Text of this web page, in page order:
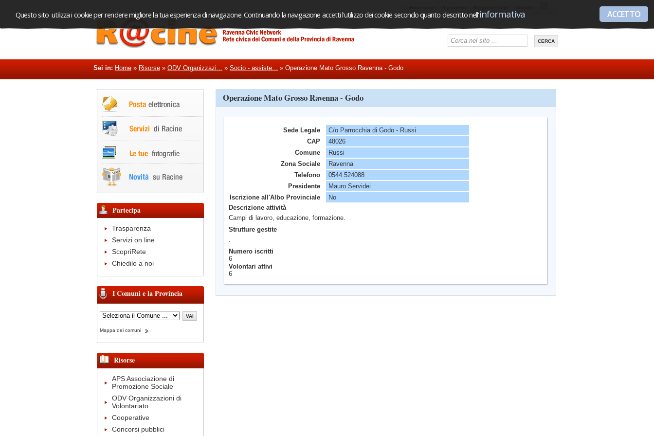
Questo sito utilizza i cookie per rendere migliore la tua esperienza di navigazione. Continuando la navigazione accetti l'utilizzo dei cookie secondo quanto descritto nell'informativa ACCETTO
Sei in: Home » Risorse » ODV Organizzazi... » Socio - assiste... » Operazione Mato Grosso Ravenna - Godo
Partecipa
Trasparenza
Servizi on line
ScopriRete
Chiedilo a noi
I Comuni e la Provincia
Mappa dei comuni
Risorse
APS Associazione di
Promozione Sociale
ODV Organizzazioni di
Volontariato
Cooperative
Concorsi pubblici
Operazione Mato Grosso Ravenna - Godo
Sede Legale
C/o Parrocchia di Godo - Russi
CAP
48026
Comune
Russi
Zona Sociale
Ravenna
Telefono
0544.524088
Presidente
Mauro Servidei
Iscrizione all'Albo Provinciale
No
Descrizione attività
Campi di lavoro, educazione, formazione.
Strutture gestite
.
Numero iscritti
6
Volontari attivi
6